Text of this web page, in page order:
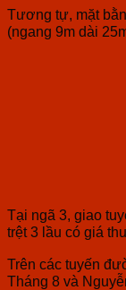
Tương tự, mặt
(ngang 9m dài
Tại ngã 3, giao
trệt 3 lầu có giá
Trên các tuyến
Tháng 8 và